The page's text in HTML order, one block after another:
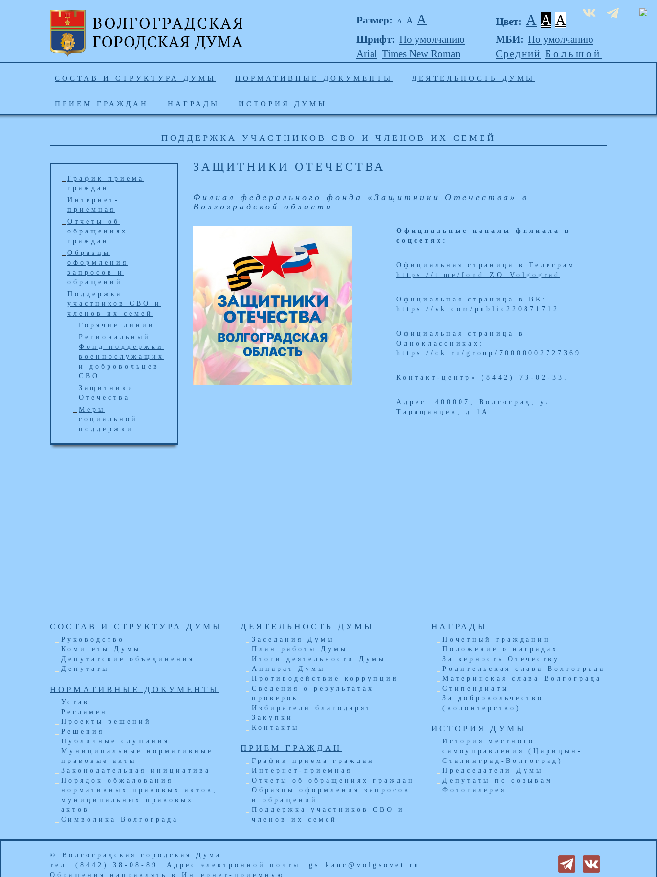
Размер: А А А Цвет: A A A
Шрифт: По умолчанию
Arial Times New Roman
МБИ: По умолчанию
Средний Большой
СОСТАВ И СТРУКТУРА ДУМЫ НОРМАТИВНЫЕ ДОКУМЕНТЫ ДЕЯТЕЛЬНОСТЬ ДУМЫ
ПРИЕМ ГРАЖДАН НАГРАДЫ ИСТОРИЯ ДУМЫ
ПОДДЕРЖКА УЧАСТНИКОВ СВО И ЧЛЕНОВ ИХ СЕМЕЙ
График приема
граждан
Интернет-
приемная
Отчеты об
обращениях
граждан
Образцы
оформления
запросов и
обращений
Поддержка
участников СВО и
членов их семей
Горячие линии
Региональный
Фонд поддержки
военнослужащих
и добровольцев
СВО
Защитники
Отечества
Меры
социальной
поддержки
ЗАЩИТНИКИ ОТЕЧЕСТВА
Филиал федерального фонда «Защитники Отечества» в
Волгоградской области
Официальные каналы филиала в
соцсетях:
Официальная страница в Телеграм:
https://t.me/fond_ZO_Volgograd
Официальная страница в ВК:
https://vk.com/public220871712
Официальная страница в
Одноклассниках:
https://ok.ru/group/70000002727369
Контакт-центр» (8442) 73-02-33.
Адрес: 400007, Волгоград, ул.
Таращанцев, д.1А.
СОСТАВ И СТРУКТУРА ДУМЫ
Руководство
Комитеты Думы
Депутатские объединения
Депутаты
НОРМАТИВНЫЕ ДОКУМЕНТЫ
Устав
Регламент
Проекты решений
Решения
Публичные слушания
Муниципальные нормативные
правовые акты
Законодательная инициатива
Порядок обжалования
нормативных правовых актов,
муниципальных правовых
актов
Символика Волгограда
ДЕЯТЕЛЬНОСТЬ ДУМЫ
Заседания Думы
План работы Думы
Итоги деятельности Думы
Аппарат Думы
Противодействие коррупции
Сведения о результатах
проверок
Избиратели благодарят
Закупки
Контакты
ПРИЕМ ГРАЖДАН
График приема граждан
Интернет-приемная
Отчеты об обращениях граждан
Образцы оформления запросов
и обращений
Поддержка участников СВО и
членов их семей
НАГРАДЫ
Почетный гражданин
Положение о наградах
За верность Отечеству
Родительская слава Волгограда
Материнская слава Волгограда
Стипендиаты
За добровольчество
(волонтерство)
ИСТОРИЯ ДУМЫ
История местного
самоуправления (Царицын-
Сталинград-Волгоград)
Председатели Думы
Депутаты по созывам
Фотогалерея
© Волгоградская городская Дума
тел. (8442) 38-08-89. Адрес электронной почты: gs_kanc@volgsovet.ru
Обращения направлять в Интернет-приемную